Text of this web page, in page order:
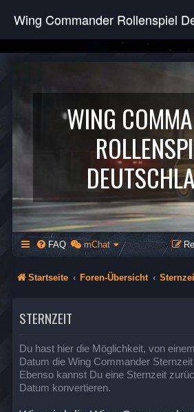
Wing Commander Rollenspiel
WING
FAQ mChat
Startseite Foren-Übersicht
STERNZEIT
Du hast hier die Möglichkeit, von
Datum die Wing Commander
Ebenso kannst Du eine Sternzeit
Datum konvertieren.